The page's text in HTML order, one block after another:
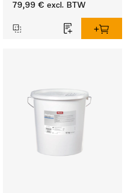
79,99 € excl. BTW